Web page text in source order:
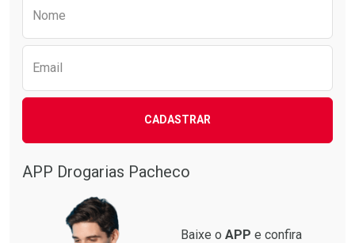
Nome
Email
CADASTRAR
APP Drogarias Pacheco
Baixe o APP e confira